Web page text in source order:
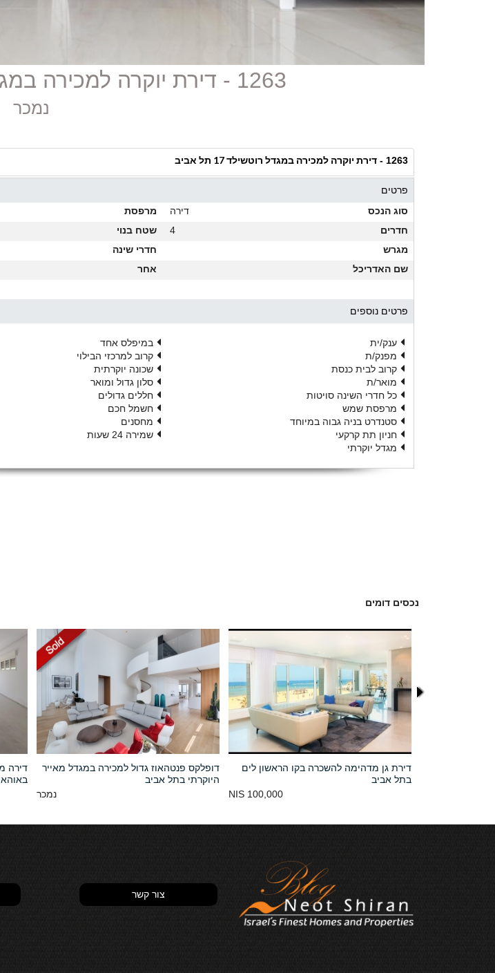
1263 - דירת יוקרה למכירה במגדל רוטשילד 17 תל אביב
נמכר
1263 - דירת יוקרה למכירה במגדל רוטשילד 17 תל אביב
פרטים
סוג הנכס
דירה מרפסת
חדרים
4 שטח בנוי
מגרש
חדרי שינה
שם האדריכל
אחר
פרטים נוספים
ענק/ית
במיפלס אחד
מפנק/ת
קרוב למרכזי הבילוי
קרוב לבית כנסת
שכונה יוקרתית
מואר/ת
סלון גדול ומואר
כל חדרי השינה סויטות
חללים גדולים
מרפסת שמש
חשמל חכם
סטנדרט בניה גבוה במיוחד
מחסנים
חניון תת קרקעי
שמירה 24 שעות
מגדל יוקרתי
נכסים דומים
דירה
דופלקס פנטהאוז גדול למכירה במגדל מאייר
היוקרתי בתל אביב
נמכר
דירת גן מדהימה להשכרה בקו הראשון לים
בתל אביב
100,000 NIS
צור קשר